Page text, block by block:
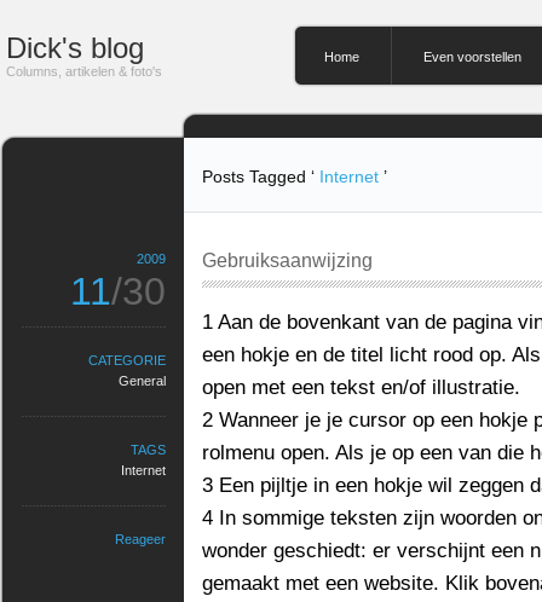
Dick's blog
Columns, artikelen & foto's
Home Even voorstellen
Posts Tagged ‘ Internet ’
Gebruiksaanwijzing
1 Aan de bovenkant van de pagina
een hokje en de titel licht rood op.
open met een tekst en/of illustratie.
2 Wanneer je je cursor op een hokje
rolmenu open. Als je op een van die
3 Een pijltje in een hokje wil zeggen
4 In sommige teksten zijn woorden
wonder geschiedt: er verschijnt een
gemaakt met een website. Klik
2009
11/30
CATEGORIE
General
TAGS
Internet
Reageer